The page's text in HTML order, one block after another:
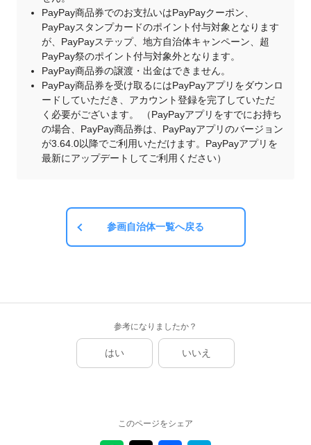
PayPay商品券でのお支払いはPayPayクーポン、
PayPayスタンプカードのポイント付与対象となります
が、PayPayステップ、地方自治体キャンペーン、超
PayPay祭のポイント付与対象外となります。
PayPay商品券の譲渡・出金はできません。
PayPay商品券を受け取るにはPayPayアプリをダウンロ
ードしていただき、アカウント登録を完了していただ
く必要がございます。 （PayPayアプリをすでにお持ち
の場合、PayPay商品券は、PayPayアプリのバージョン
が3.64.0以降でご利用いただけます。PayPayアプリを
最新にアップデートしてご利用ください）
参画自治体一覧へ戻る
参考になりましたか？
はい いいえ
このページをシェア